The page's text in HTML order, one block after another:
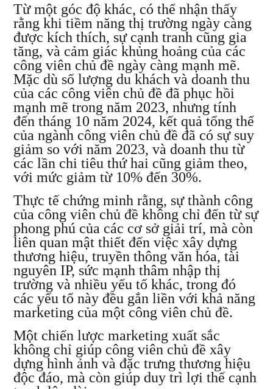
Từ một góc độ khác, có thể nhận thấy
rằng khi tiềm năng thị trường ngày càng
được kích thích, sự cạnh tranh cũng gia
tăng, và cảm giác khủng hoảng của các
công viên chủ đề ngày càng mạnh mẽ.
Mặc dù số lượng du khách và doanh thu
của các công viên chủ đề đã phục hồi
mạnh mẽ trong năm 2023, nhưng tính
đến tháng 10 năm 2024, kết quả tổng thể
của ngành công viên chủ đề đã có sự suy
giảm so với năm 2023, và doanh thu từ
các lần chi tiêu thứ hai cũng giảm theo,
với mức giảm từ 10% đến 30%.
Thực tế chứng minh rằng, sự thành công
của công viên chủ đề không chỉ đến từ sự
phong phú của các cơ sở giải trí, mà còn
liên quan mật thiết đến việc xây dựng
thương hiệu, truyền thông văn hóa, tài
nguyên IP, sức mạnh thâm nhập thị
trường và nhiều yếu tố khác, trong đó
các yếu tố này đều gắn liền với khả năng
marketing của một công viên chủ đề.
Một chiến lược marketing xuất sắc
không chỉ giúp công viên chủ đề xây
dựng hình ảnh và đặc trưng thương hiệu
độc đáo, mà còn giúp duy trì lợi thế cạnh